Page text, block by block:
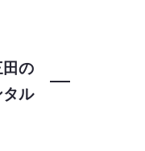
田の
ル